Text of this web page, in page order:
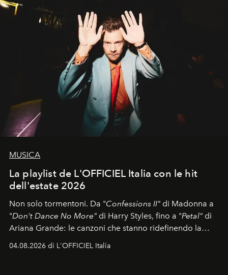
MUSICA
La playlist de L'OFFICIEL Italia con le hit
dell'estate 2026
Non solo tormentoni. Da "Confessions II" di Madonna a
"Don't Dance No More" di Harry Styles, fino a "Petal" di
Ariana Grande: le canzoni che stanno ridefinendo la
colonna sonora della stagione.
04.08.2026 di L'OFFICIEL Italia